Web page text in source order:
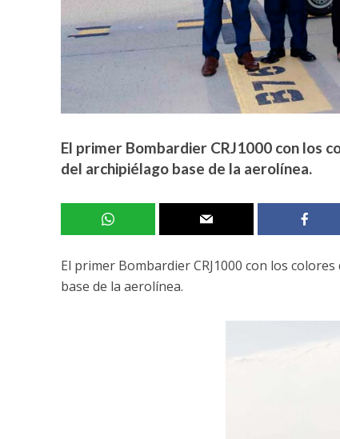
El primer Bombardier CRJ1000 con los
del archipiélago base de la aerolínea.
El primer Bombardier CRJ1000 con los
base de la aerolínea.